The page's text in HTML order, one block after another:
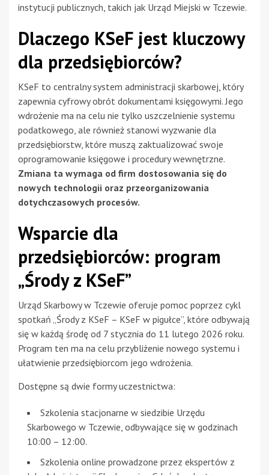
instytucji publicznych, takich jak Urząd Miejski w Tczewie.
Dlaczego KSeF jest kluczowy
dla przedsiębiorców?
KSeF to centralny system administracji skarbowej, który
zapewnia cyfrowy obrót dokumentami księgowymi. Jego
wdrożenie ma na celu nie tylko uszczelnienie systemu
podatkowego, ale również stanowi wyzwanie dla
przedsiębiorstw, które muszą zaktualizować swoje
oprogramowanie księgowe i procedury wewnętrzne.
Zmiana ta wymaga od firm dostosowania się do
nowych technologii oraz przeorganizowania
dotychczasowych procesów.
Wsparcie dla
przedsiębiorców: program
„Środy z KSeF”
Urząd Skarbowy w Tczewie oferuje pomoc poprzez cykl
spotkań „Środy z KSeF – KSeF w pigułce”, które odbywają
się w każdą środę od 7 stycznia do 11 lutego 2026 roku.
Program ten ma na celu przybliżenie nowego systemu i
ułatwienie przedsiębiorcom jego wdrożenia.
Dostępne są dwie formy uczestnictwa:
Szkolenia stacjonarne w siedzibie Urzędu
Skarbowego w Tczewie, odbywające się w godzinach
10:00 – 12:00.
Szkolenia online prowadzone przez ekspertów z